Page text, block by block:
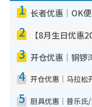
1
2
3
4
5